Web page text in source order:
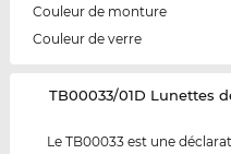
Couleur de monture
Couleur de verre
‌TB00033/01D Lunettes
Le TB00033 est une